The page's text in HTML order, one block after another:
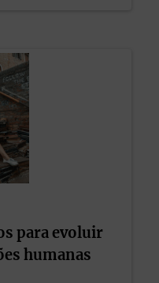
para evoluir
humanas